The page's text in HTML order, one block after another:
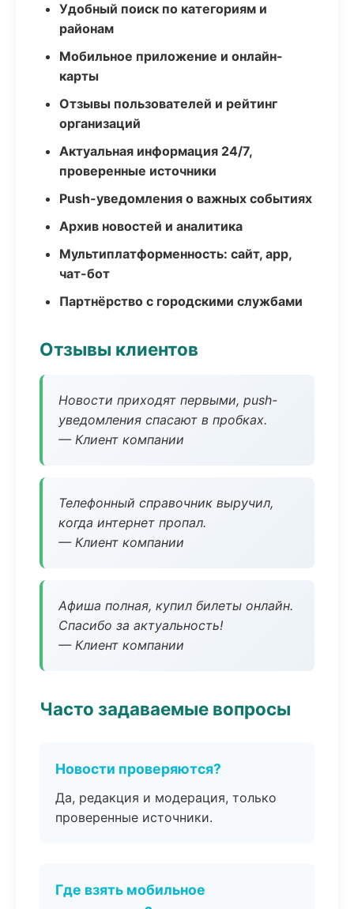
Удобный поиск по категориям и
районам
Мобильное приложение и онлайн-
карты
Отзывы пользователей и рейтинг
организаций
Актуальная информация 24/7,
проверенные источники
Push-уведомления о важных событиях
Архив новостей и аналитика
Мультиплатформенность: сайт, app,
чат-бот
Партнёрство с городскими службами
Отзывы клиентов
Новости приходят первыми, push-
уведомления спасают в пробках.
— Клиент компании
Телефонный справочник выручил,
когда интернет пропал.
— Клиент компании
Афиша полная, купил билеты онлайн.
Спасибо за актуальность!
— Клиент компании
Часто задаваемые вопросы
Новости проверяются?
Да, редакция и модерация, только
проверенные источники.
Где взять мобильное